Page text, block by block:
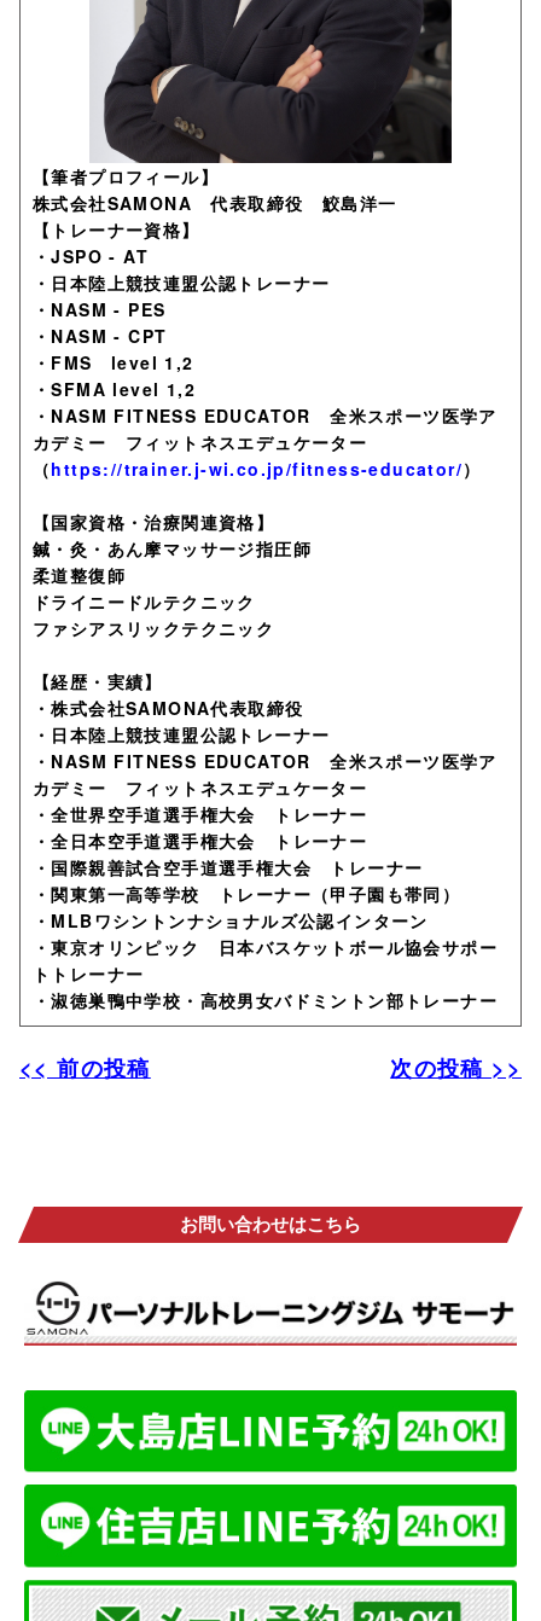
【筆者プロフィール】
株式会社SAMONA 代表取締役 鮫島洋一
【トレーナー資格】
・JSPO - AT
・日本陸上競技連盟公認トレーナー
・NASM - PES
・NASM - CPT
・FMS level 1,2
・SFMA level 1,2
・NASM FITNESS EDUCATOR 全米スポーツ医学ア
カデミー フィットネスエデュケーター
（https://trainer.j-wi.co.jp/fitness-educator/）
【国家資格・治療関連資格】
鍼・灸・あん摩マッサージ指圧師
柔道整復師
ドライニードルテクニック
ファシアスリックテクニック
【経歴・実績】
・株式会社SAMONA代表取締役
・日本陸上競技連盟公認トレーナー
・NASM FITNESS EDUCATOR 全米スポーツ医学ア
カデミー フィットネスエデュケーター
・全世界空手道選手権大会 トレーナー
・全日本空手道選手権大会 トレーナー
・国際親善試合空手道選手権大会 トレーナー
・関東第一高等学校 トレーナー（甲子園も帯同）
・MLBワシントンナショナルズ公認インターン
・東京オリンピック 日本バスケットボール協会サポー
トトレーナー
・淑徳巣鴨中学校・高校男女バドミントン部トレーナー
<< 前の投稿 次の投稿 >>
お問い合わせはこちら